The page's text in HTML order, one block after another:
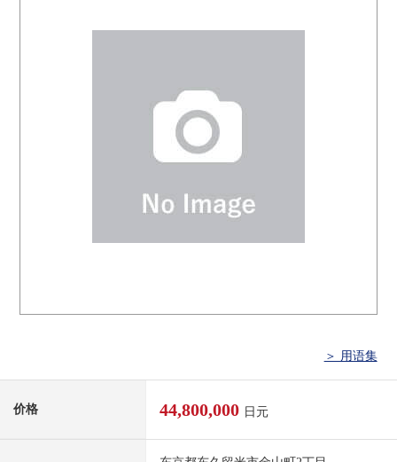
＞ 用语集
价格 44,800,000 日元